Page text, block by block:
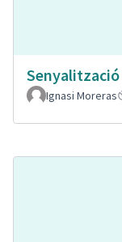
Ignasi Moreras